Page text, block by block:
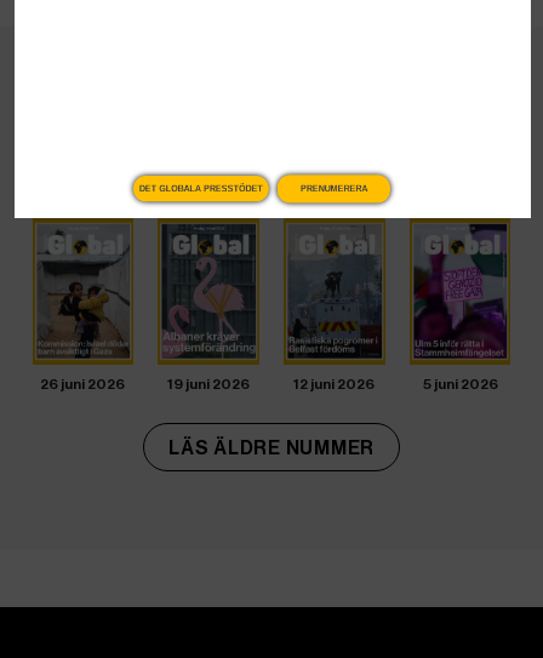
26 juni 2026 19 juni 2026 12 juni 2026 5 juni 2026
LÄS ÄLDRE NUMMER
DET GLOBALA PRESSTÖDET PRENUMERERA